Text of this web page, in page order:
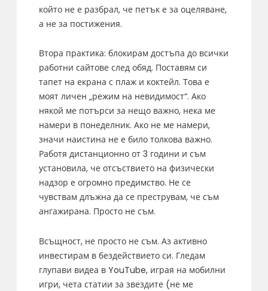
който не е разбрал, че петък е за оцеляване,
а не за постижения.
Втора практика: блокирам достъпа до всички
работни сайтове след обяд. Поставям си
тапет на екрана с плаж и коктейл. Това е
моят личен „режим на невидимост“. Ако
някой ме потърси за нещо важно, нека ме
намери в понеделник. Ако не ме намери,
значи наистина не е било толкова важно.
Работя дистанционно от 3 години и съм
установила, че отсъствието на физически
надзор е огромно предимство. Не се
чувствам длъжна да се преструвам, че съм
ангажирана. Просто не съм.
Всъщност, не просто не съм. Аз активно
инвестирам в бездействието си. Гледам
глупави видеа в YouTube, играя на мобилни
игри, чета статии за звездите (не ме